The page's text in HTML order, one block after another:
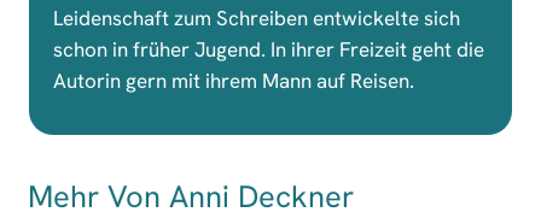
Leidenschaft zum Schreiben entwickelte sich
schon in früher Jugend. In ihrer Freizeit geht die
Autorin gern mit ihrem Mann auf Reisen.
Mehr Von Anni Deckner